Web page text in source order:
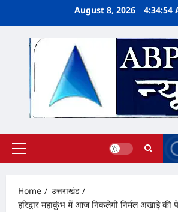
August 8, 2026 4:34:55
Primary
Home
उत्तराखंड
हरिद्वार महाकुंभ में आज निकलेगी निर्मल अखाड़े की